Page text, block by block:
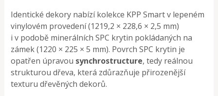
Identické dekory nabízí kolekce KPP Smart v lepeném
vinylovém provedení (1219,2 × 228,6 × 2,5 mm)
i v podobě minerálních SPC krytin pokládaných na
zámek (1220 × 225 × 5 mm). Povrch SPC krytin je
opatřen úpravou synchrostructure, tedy reálnou
strukturou dřeva, která zdůrazňuje přirozenější
texturu dřevěných dekorů.